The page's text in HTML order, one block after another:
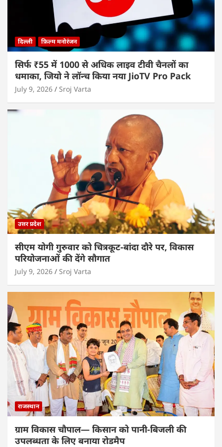
दिल्ली फ़िल्म मनोरंजन
सिर्फ ₹55 में 1000 से अधिक लाइव टीवी चैनलों का
धमाका, जियो ने लॉन्च किया नया JioTV Pro Pack
July 9, 2026 Sroj Varta
उत्तर प्रदेश
सीएम योगी गुरुवार को चित्रकूट-बांदा दौरे पर, विकास
परियोजनाओं की देंगे सौगात
July 9, 2026 Sroj Varta
राजस्थान
ग्राम विकास चौपाल— किसान को पानी-बिजली की
उपलब्धता के लिए बनाया रोडमैप